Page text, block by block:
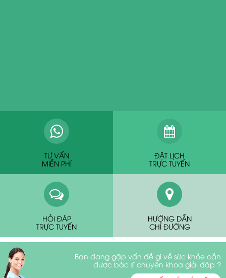
TƯ VẤN
MIỄN PHÍ
ĐẶT LỊCH
TRỰC TUYẾN
HỎI ĐÁP
TRỰC TUYẾN
HƯỚNG DẪN
CHỈ ĐƯỜNG
Bạn đang gặp vấn đề gì về sức khỏe cần
được bác sĩ chuyên khoa giải đáp ?